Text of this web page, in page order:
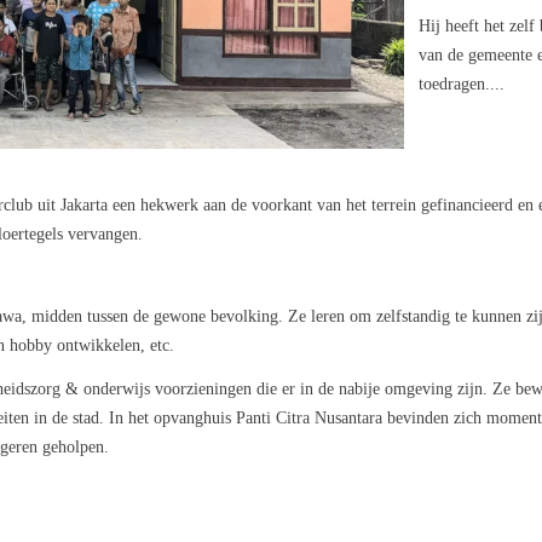
Hij heeft het zelf
van de
toedragen....
uit Jakarta een hekwerk aan de voorkant van het terrein gefinancieerd en
vervangen.
midden tussen de gewone bevolking. Ze leren om zelfstandig te kunnen
hobby ontwikkelen, etc.
& onderwijs voorzieningen die er in de nabije omgeving zijn. Ze
in de stad. In het opvanghuis Panti Citra Nusantara bevinden zich
geholpen.